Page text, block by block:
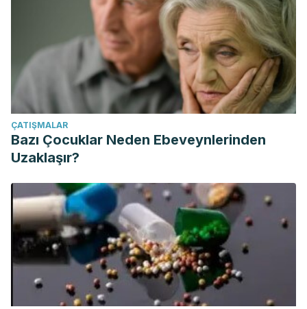
ÇATIŞMALAR
Bazı Çocuklar Neden Ebeveynlerinden
Uzaklaşır?